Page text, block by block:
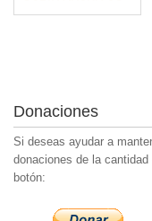
Donaciones
Si deseas ayudar a
donaciones de la
botón: